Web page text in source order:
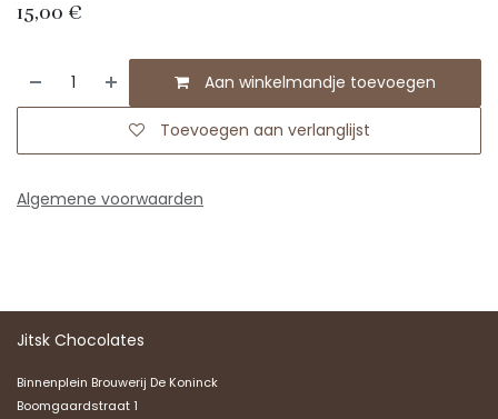
15,00 €
Aan winkelmandje toevoegen
Toevoegen aan verlanglijst
Algemene voorwaarden
Jitsk Chocolates
Binnenplein Brouwerij De Koninck
Boomgaardstraat 1